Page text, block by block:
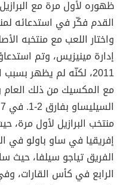
ظهوره لأول مرة مع
القدم فكّر في استدعائه
واختار اللعب مع منتخبه
إدارة مينيزيس، وتم
2011، لكنّه لم يظهر
مع المكسيك من ذلك
إفريقيا في ساو باولو في
الفريق تياجو سيلفا، حيث
الرابع في كأس القارات،